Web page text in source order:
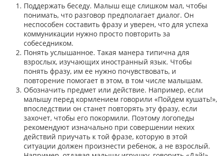
Поддержать беседу. Малыш еще слишком мал, чтобы
понимать, что разговор предполагает диалог. Он
неспособен составить фразу и уверен, что для успеха
коммуникации нужно просто повторить за
собеседником.
Понять услышанное. Такая манера типична для
взрослых, изучающих иностранный язык. Чтобы
понять фразу, им ее нужно почувствовать, и
повторение помогает в этом, в том числе малышам.
Обозначить предмет или действие. Например, если
малышу перед кормлением говорили «Пойдем кушать!»,
впоследствии он станет повторять эту фразу, если
захочет, чтобы его покормили. Поэтому логопеды
рекомендуют изначально при совершении неких
действий приучать к той фразе, которую в этой
ситуации должен произнести ребенок, а не взрослый.